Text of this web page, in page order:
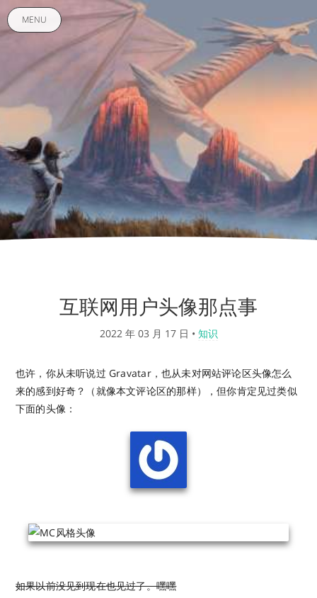
MENU
互联网用户头像那点事
2022 年 03 月 17 日 • 知识
也许，你从未听说过 Gravatar，也从未对网站评论区头像怎么
来的感到好奇？（就像本文评论区的那样），但你肯定见过类似
下面的头像：
如果以前没见到现在也见过了。嘿嘿